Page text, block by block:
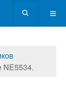
NE5534.